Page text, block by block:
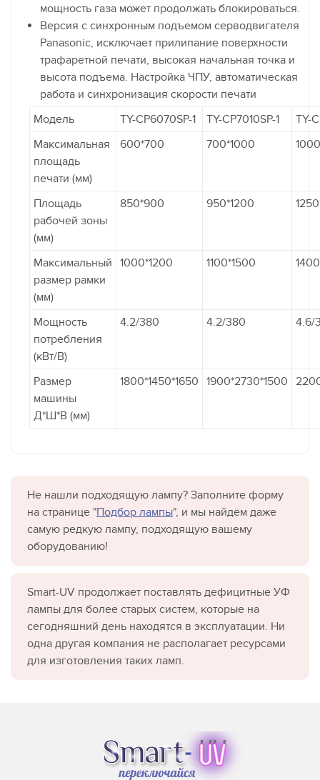
мощность газа может продолжать блокироваться.
Версия с синхронным подъемом серводвигателя
Panasonic, исключает прилипание поверхности
трафаретной печати, высокая начальная точка и
высота подъема. Настройка ЧПУ, автоматическая
работа и синхронизация скорости печати
Модель
TY-CP6070SP-1 TY-CP7010SP-1
TY-
Максимальная
площадь
печати (мм)
600*700 700*1000
Площадь
рабочей зоны
(мм)
850*900 950*1200
Максимальный
размер рамки
(мм)
1000*1200 1100*1500
Мощность
потребления
(кВт/В)
4.2/380 4.2/380 4.6/
Размер
машины
Д*Ш*В (мм)
1800*1450*1650 1900*2730*1500
Не нашли подходящую лампу? Заполните форму
на странице "Подбор лампы", и мы найдём даже
самую редкую лампу, подходящую вашему
оборудованию!
Smart-UV продолжает поставлять дефицитные УФ
лампы для более старых систем, которые на
сегодняшний день находятся в эксплуатации. Ни
одна другая компания не располагает ресурсами
для изготовления таких ламп.